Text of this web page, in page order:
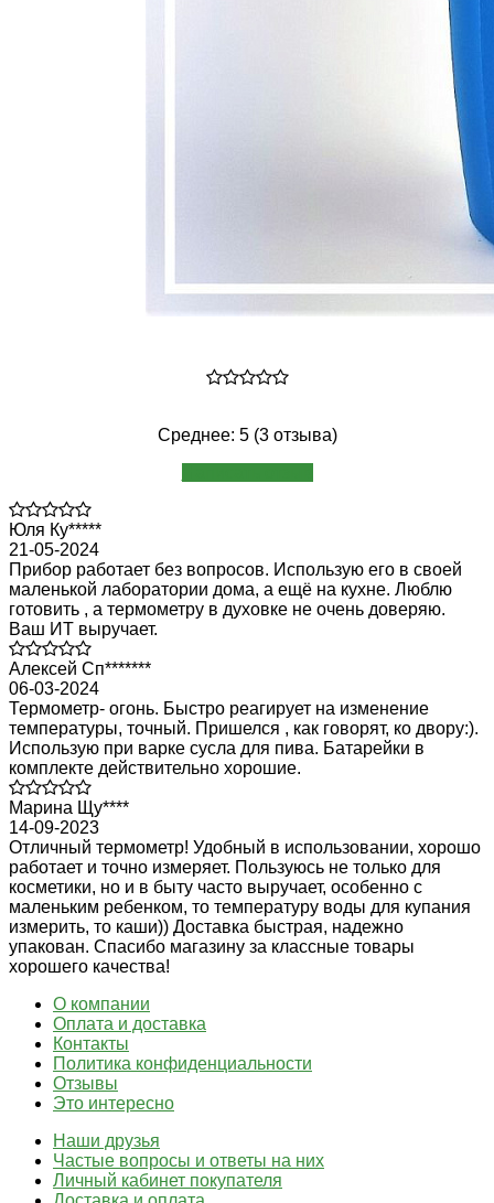
Среднее: 5 (3 отзыва)
Юля Ку*****
21-05-2024
Прибор работает без вопросов. Использую его в своей
маленькой лаборатории дома, а ещё на кухне. Люблю
готовить , а термометру в духовке не очень доверяю.
Ваш ИТ выручает.
Алексей Сп*******
06-03-2024
Термометр- огонь. Быстро реагирует на изменение
температуры, точный. Пришелся , как говорят, ко двору:).
Использую при варке сусла для пива. Батарейки в
комплекте действительно хорошие.
Марина Щу****
14-09-2023
Отличный термометр! Удобный в использовании, хорошо
работает и точно измеряет. Пользуюсь не только для
косметики, но и в быту часто выручает, особенно с
маленьким ребенком, то температуру воды для купания
измерить, то каши)) Доставка быстрая, надежно
упакован. Спасибо магазину за классные товары
хорошего качества!
О компании
Оплата и доставка
Контакты
Политика конфиденциальности
Отзывы
Это интересно
Наши друзья
Частые вопросы и ответы на них
Личный кабинет покупателя